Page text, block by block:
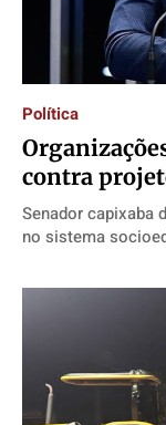
Política
contra
Senador capixaba
no sistema